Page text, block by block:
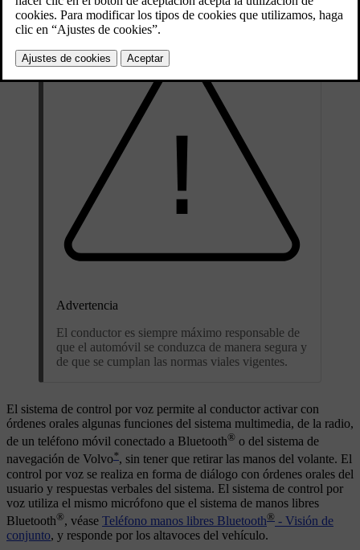
Advertencia
El conductor es siempre máximo responsable de
que el automóvil se conduzca de manera segura y
de que se cumplan las normas viales vigentes.
El sistema de control por voz permite al conductor activar con
órdenes orales algunas funciones del sistema multimedia, de la radio,
de un teléfono móvil conectado a Bluetooth® o del sistema de
navegación de Volvo*, sin tener que retirar las manos del volante. El
control por voz se realiza en forma de diálogo con órdenes orales del
usuario y respuestas verbales del sistema. El sistema de control por
voz utiliza el mismo micrófono que el sistema de manos libres
Bluetooth®, véase Teléfono manos libres Bluetooth® - Visión de
conjunto, y responde por los altavoces del vehículo.